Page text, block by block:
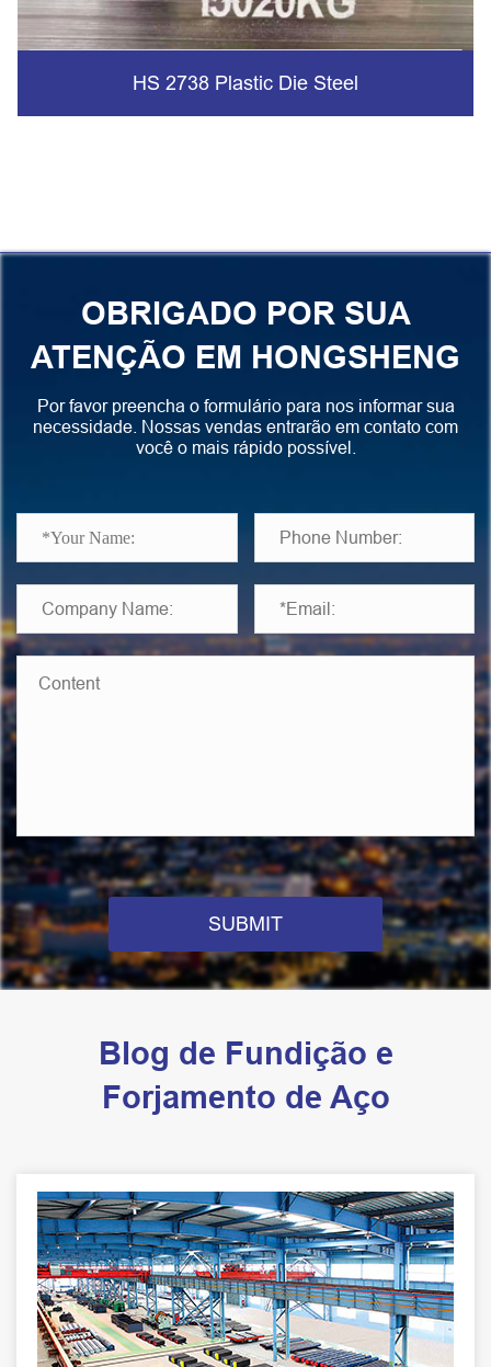
HS 2738 Plastic Die Steel
OBRIGADO POR SUA
ATENÇÃO EM HONGSHENG
Por favor preencha o formulário para nos informar sua
necessidade. Nossas vendas entrarão em contato com
você o mais rápido possível.
SUBMIT
Blog de Fundição e
Forjamento de Aço